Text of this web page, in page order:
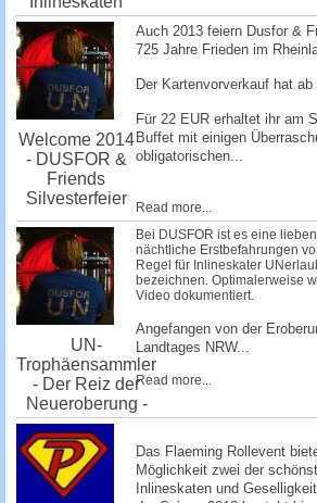
Welcome 2014
- DUSFOR &
Friends
Silvesterfeier
Auch 2013 feiern Dusfor &
725 Jahre Frieden im
Der Kartenvorverkauf hat
Für 22 EUR erhaltet ihr am
Buffet mit einigen
obligatorischen...
Read more...
UN-
Trophäensammler
- Der Reiz der
Neueroberung -
Bei DUSFOR ist es eine
nächtliche Erstbefahrungen
Regel für Inlineskater
bezeichnen. Optimalerweise
Video dokumentiert.
Angefangen von der
Landtages NRW...
Read more...
Das Flaeming Rollevent
Möglichkeit zwei der
Inlineskaten und